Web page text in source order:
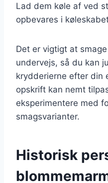
Lad dem køle af ved
opbevares i
Det er vigtigt at
undervejs, så du kan
krydderierne efter din
opskrift kan nemt
eksperimentere med
smagsvarianter.
Historisk